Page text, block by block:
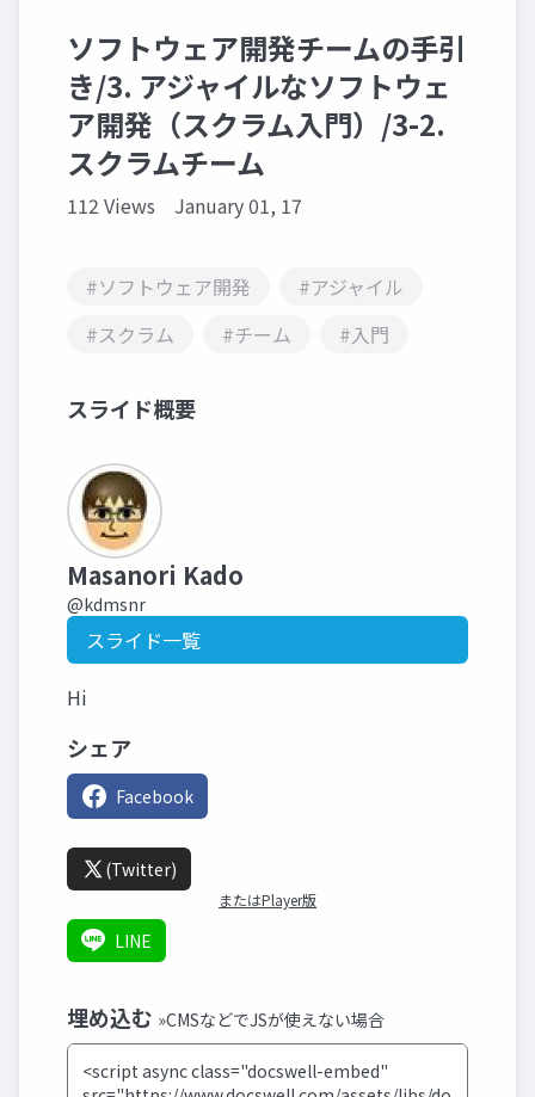
ソフトウェア開発チームの手引
き/3. アジャイルなソフトウェ
ア開発（スクラム入門）/3-2.
スクラムチーム
112 Views January 01, 17
#ソフトウェア開発
#アジャイル
#スクラム
#チーム #入門
スライド概要
Masanori Kado
@kdmsnr
スライド一覧
Hi
シェア
Facebook
(Twitter)
またはPlayer版
LINE
埋め込む »CMSなどでJSが使えない場合